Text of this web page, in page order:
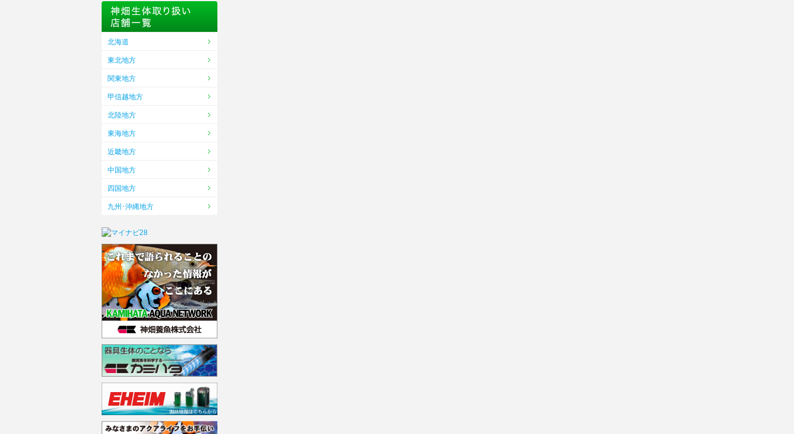
北海道
東北地方
関東地方
甲信越地方
北陸地方
東海地方
近畿地方
中国地方
四国地方
九州･沖縄地方